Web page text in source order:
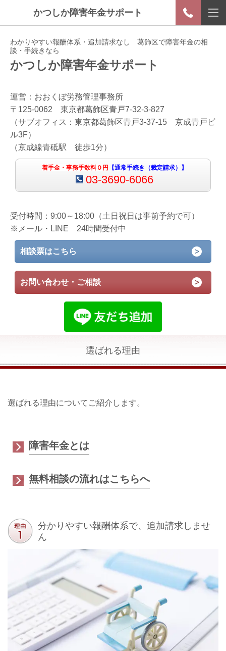
かつしか障害年金サポート
わかりやすい報酬体系・追加請求なし 葛飾区で障害年金の相
談・手続きなら
かつしか障害年金サポート
運営：おおくぼ労務管理事務所
〒125-0062 東京都葛飾区青戸7-32-3-827
（サブオフィス：東京都葛飾区青戸3-37-15 京成青戸ビ
ル3F）
（京成線青砥駅 徒歩1分）
着手金・事務手数料０ 円 【通常手続き（裁定請求）】
03-3690-6066
受付時間：9:00～18:00（土日祝日は事前予約で可）
※メール・LINE 24時間受付中
相談票はこちら
お問い合わせ・ご相談
選ばれる理由
選ばれる理由についてご紹介します。
障害年金とは
無料相談の流れはこちらへ
分かりやすい報酬体系で、追加請求しませ
ん